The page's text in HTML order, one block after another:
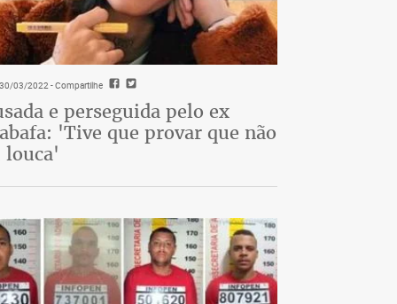
03/2022- Compartilhe
e perseguida pelo ex
'Tive que provar que não
louca'